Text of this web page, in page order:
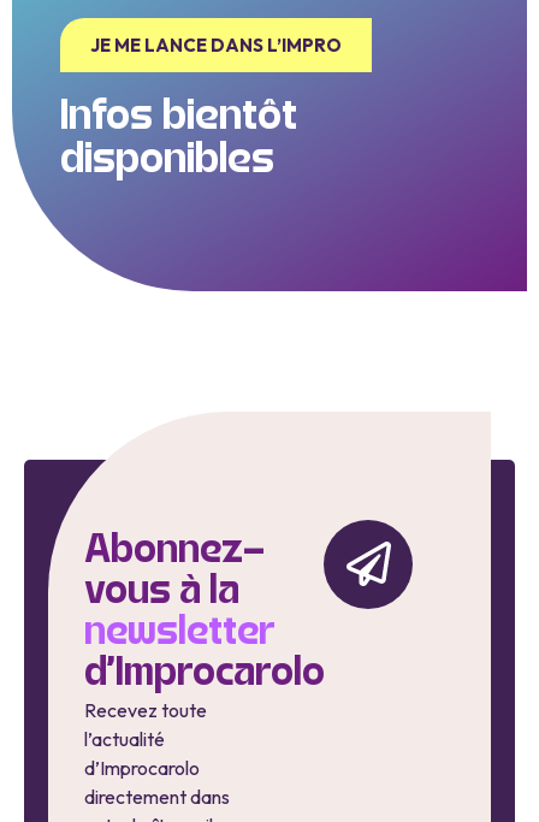
JE ME LANCE DANS L’IMPRO
Infos bientôt
disponibles
Abonnez-
vous à la
newsletter
d'Improcarolo
Recevez toute
l’actualité
d’Improcarolo
directement dans